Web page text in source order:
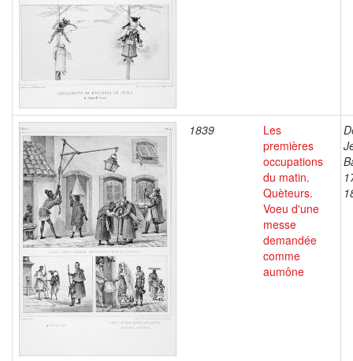
1839
Les
premières
occupations
du matin.
Quèteurs.
Voeu d'une
messe
demandée
comme
aumône